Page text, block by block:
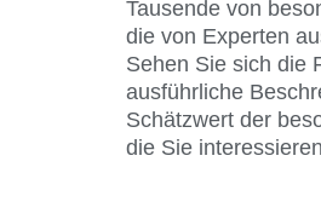
Tausende von
die von Experten
Sehen Sie sich die
ausführliche
Schätzwert der
die Sie